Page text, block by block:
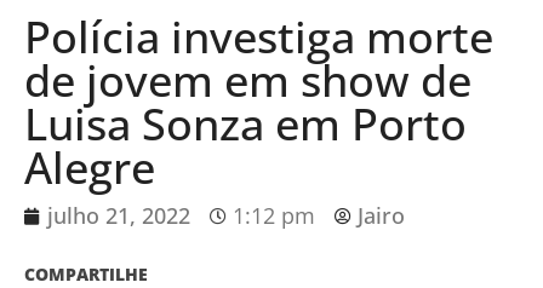
Polícia investiga morte
de jovem em show de
Luisa Sonza em Porto
Alegre
julho 21, 2022 1:12 pm Jairo
COMPARTILHE